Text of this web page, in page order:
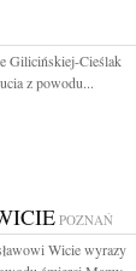
Gilicińskiej-Cieślak
z powodu...
POZNAŃ
Wicie wyrazy